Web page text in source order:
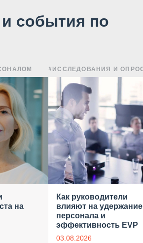
события по
на
#ИССЛЕДОВАНИЯ И
Как руководители
влияют на удержание
персонала и
эффективность EVP
03.08.2026